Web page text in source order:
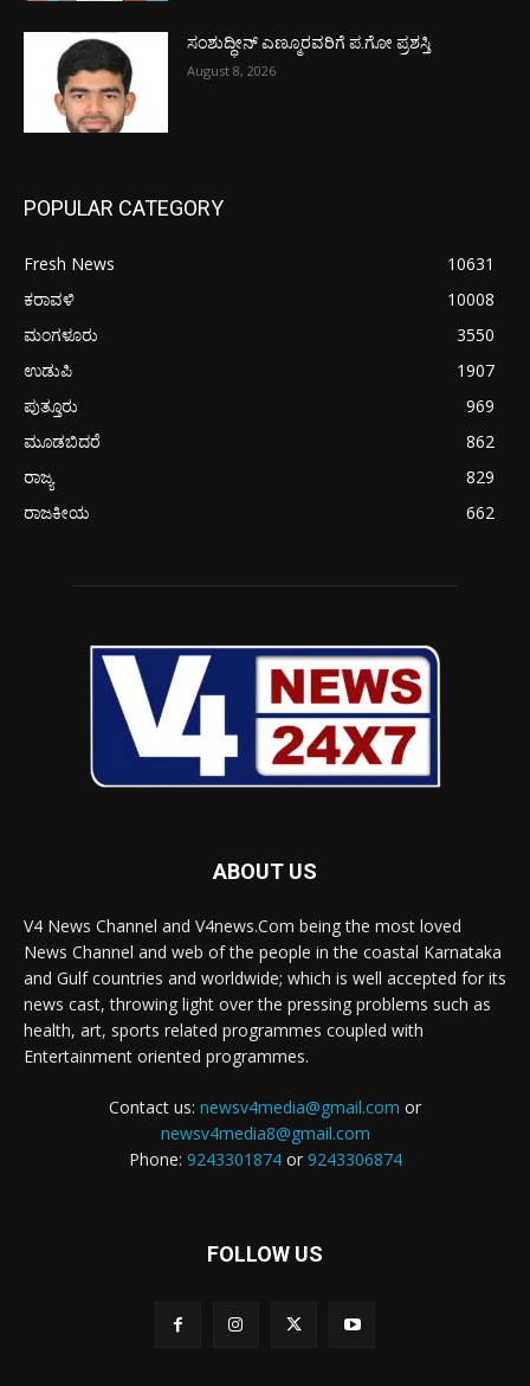
ಸಂಶುದ್ಧೀನ್ ಎಣ್ಮೂರವರಿಗೆ ಪ.ಗೋ ಪ್ರಶಸ್ತಿ
August 8, 2026
POPULAR CATEGORY
Fresh News
10631
ಕರಾವಳಿ
10008
ಮಂಗಳೂರು
3550
ಉಡುಪಿ
1907
ಪುತ್ತೂರು
969
ಮೂಡಬಿದರೆ
862
ರಾಜ್ಯ
829
ರಾಜಕೀಯ
662
ABOUT US
V4 News Channel and V4news.Com being the most loved
News Channel and web of the people in the coastal Karnataka
and Gulf countries and worldwide; which is well accepted for its
news cast, throwing light over the pressing problems such as
health, art, sports related programmes coupled with
Entertainment oriented programmes.
Contact us: newsv4media@gmail.com or
newsv4media8@gmail.com
Phone: 9243301874or 9243306874
FOLLOW US